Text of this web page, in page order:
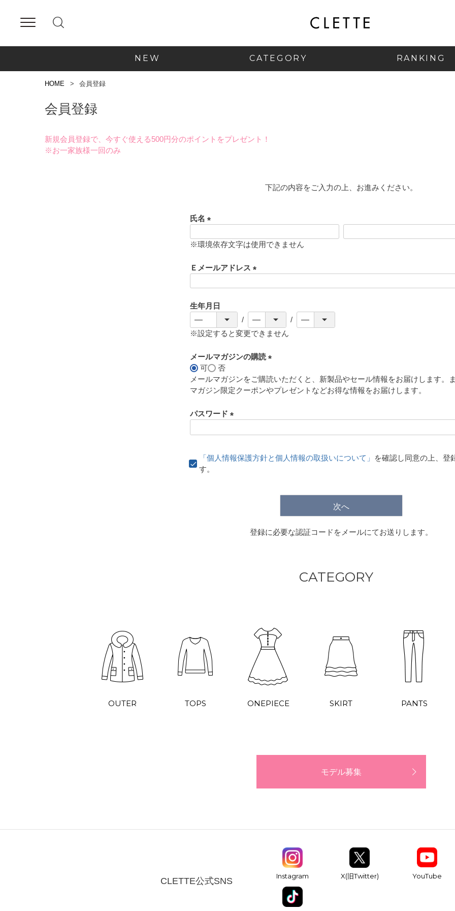
NEW CATEGORY RANKING
HOME 会員登録
会員登録
新規会員登録で、今すぐ使える500円分のポイントをプレゼント！
※お一家族様一回のみ
下記の内容をご入力の上、お進みください。
氏名
必
)
※環境依存文字は使用できません
Ｅメールアドレス
生年月日
※設定すると変更できません
メールマガジンの購読
必
須
可
否
メールマガジンをご購読いただくと、新製品やセール情報をお届けします。
マガジン限定クーポンやプレゼントなどお得な情報をお届けします。
パスワード
)
「個人情報保護方針と個人情報の取扱いについて」
を確認し同意の上、登
す。
次へ
登録に必要な認証コードをメールにてお送りします。
CATEGORY
OUTER TOPS ONEPIECE SKIRT PANTS
モデル募集
CLETTE公式SNS Instagram X(旧Twitter) YouTube